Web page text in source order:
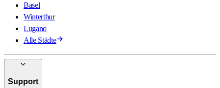
Basel
Winterthur
Lugano
Alle Städte
Support